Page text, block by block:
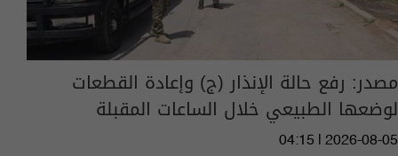
مصدر: رفع حالة الإنذار (ج) وإعادة القطعات
لوضعها الطبيعي خلال الساعات المقبلة
04:15 | 2026-08-05